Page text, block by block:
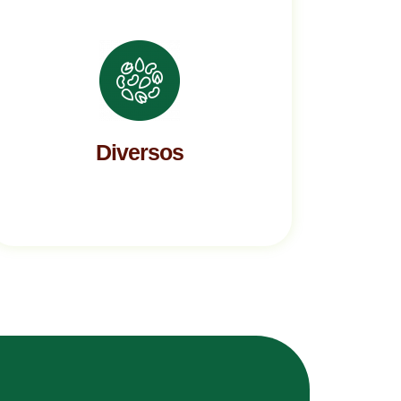
Diversos